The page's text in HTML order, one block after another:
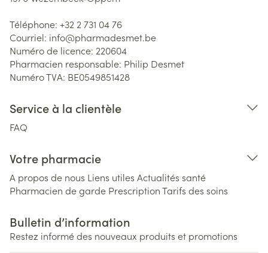
Téléphone: +32 2 731 04 76
Courriel: info@pharmadesmet.be
Numéro de licence: 220604
Pharmacien responsable: Philip Desmet
Numéro TVA: BE0549851428
Service à la clientèle
FAQ
Votre pharmacie
A propos de nous Liens utiles Actualités santé
Pharmacien de garde PrescriptionTarifs des soins
Bulletin d’information
Restez informé des nouveaux produits et promotions